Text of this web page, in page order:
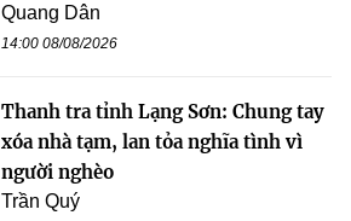
Quang Dân
14:00 08/08/2026
Thanh tra tỉnh Lạng Sơn: Chung tay
xóa nhà tạm, lan tỏa nghĩa tình vì
người nghèo
Trần Quý